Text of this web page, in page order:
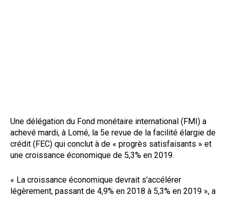
Une délégation du Fond monétaire international (FMI) a
achevé mardi, à Lomé, la 5e revue de la facilité élargie de
crédit (FEC) qui conclut à de « progrès satisfaisants » et
une croissance économique de 5,3% en 2019.
« La croissance économique devrait s’accélérer
légèrement, passant de 4,9% en 2018 à 5,3% en 2019 », a